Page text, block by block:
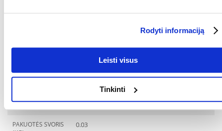
Rodyti informaciją
Leisti visus
Tinkinti
Atitinkamai sumažinkite pagrindinio patiekalo dozę. Laikykite sausoje
AUGINTINIUI:
Pašaro papildas
PAKUOTĖS SVORIS
0.03